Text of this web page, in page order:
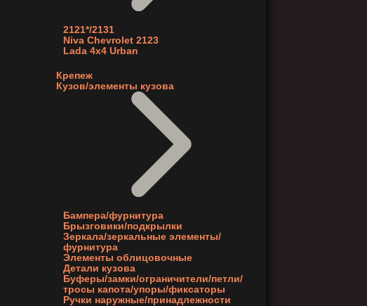
2121*/2131
Niva Chevrolet 2123
Lada 4x4 Urban
Крепеж
Кузов/элементы кузова
Бампера/фурнитура
Брызговики/подкрылки
Зеркала/зеркальные элементы/
фурнитура
Элементы облицовочные
Детали кузова
Буферы/замки/ограничители/петли/
тросы капота/упоры/фиксаторы
Ручки наружные/принадлежности